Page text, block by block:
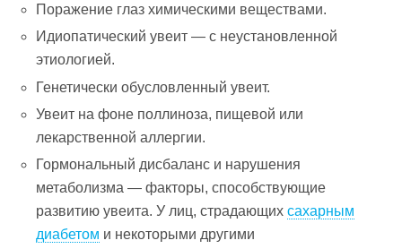
Поражение глаз химическими веществами.
Идиопатический увеит — с неустановленной
этиологией.
Генетически обусловленный увеит.
Увеит на фоне поллиноза, пищевой или
лекарственной аллергии.
Гормональный дисбаланс и нарушения
метаболизма — факторы, способствующие
развитию увеита. У лиц, страдающихсахарным
диабетом и некоторыми другими